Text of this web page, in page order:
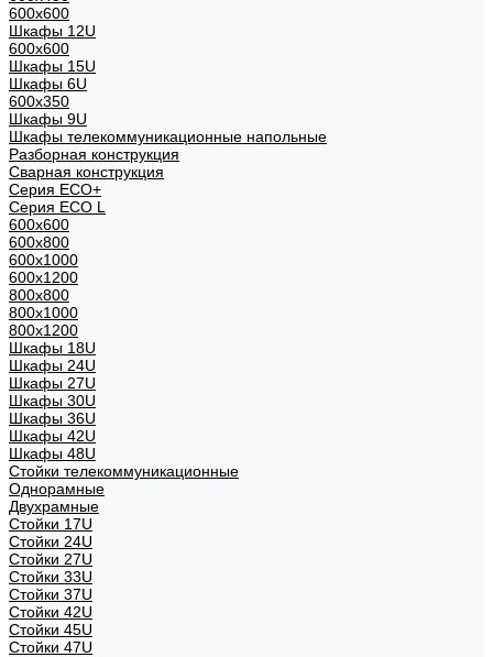
600x600
Шкафы 12U
600x600
Шкафы 15U
Шкафы 6U
600x350
Шкафы 9U
Шкафы телекоммуникационные напольные
Разборная конструкция
Сварная конструкция
Серия ECO+
Серия ECO L
600x600
600x800
600х1000
600х1200
800x800
800х1000
800х1200
Шкафы 18U
Шкафы 24U
Шкафы 27U
Шкафы 30U
Шкафы 36U
Шкафы 42U
Шкафы 48U
Стойки телекоммуникационные
Однорамные
Двухрамные
Стойки 17U
Стойки 24U
Стойки 27U
Стойки 33U
Стойки 37U
Стойки 42U
Стойки 45U
Стойки 47U